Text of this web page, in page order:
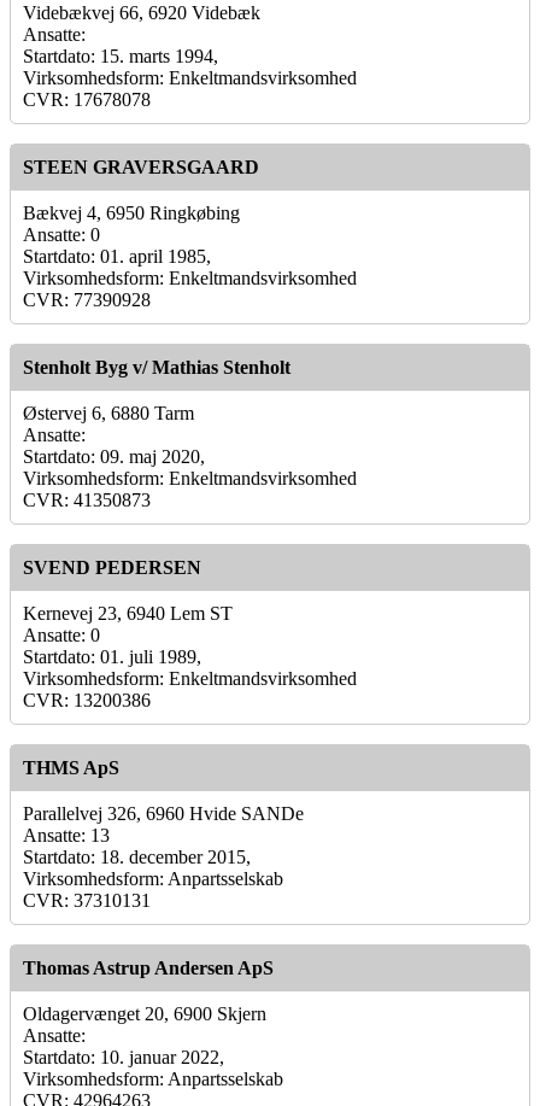
Videbækvej 66, 6920 Videbæk
Ansatte:
Startdato: 15. marts 1994,
Virksomhedsform: Enkeltmandsvirksomhed
CVR: 17678078
STEEN GRAVERSGAARD
Bækvej 4, 6950 Ringkøbing
Ansatte: 0
Startdato: 01. april 1985,
Virksomhedsform: Enkeltmandsvirksomhed
CVR: 77390928
Stenholt Byg v/ Mathias Stenholt
Østervej 6, 6880 Tarm
Ansatte:
Startdato: 09. maj 2020,
Virksomhedsform: Enkeltmandsvirksomhed
CVR: 41350873
SVEND PEDERSEN
Kernevej 23, 6940 Lem ST
Ansatte: 0
Startdato: 01. juli 1989,
Virksomhedsform: Enkeltmandsvirksomhed
CVR: 13200386
THMS ApS
Parallelvej 326, 6960 Hvide SANDe
Ansatte: 13
Startdato: 18. december 2015,
Virksomhedsform: Anpartsselskab
CVR: 37310131
Thomas Astrup Andersen ApS
Oldagervænget 20, 6900 Skjern
Ansatte:
Startdato: 10. januar 2022,
Virksomhedsform: Anpartsselskab
CVR: 42964263